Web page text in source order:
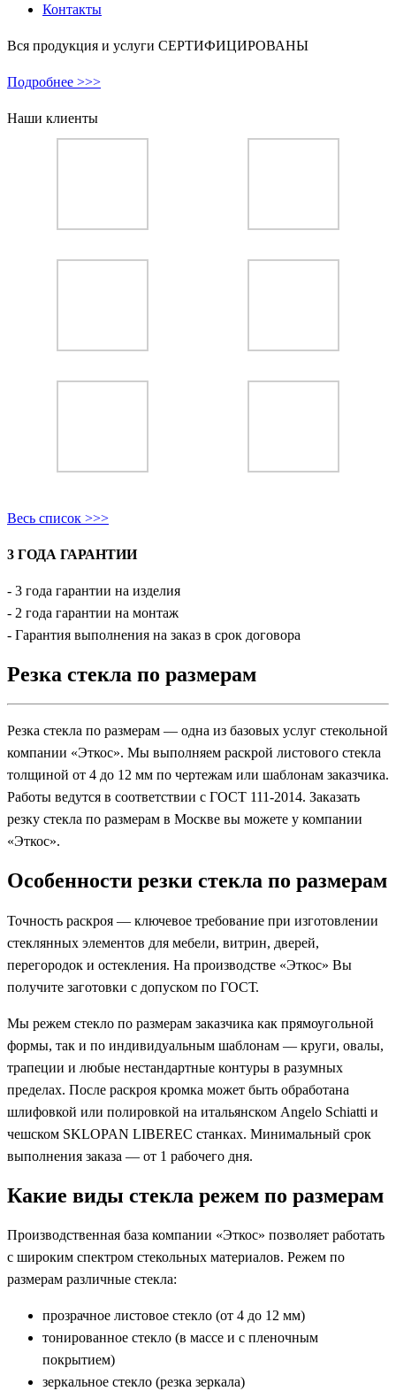
Контакты
Вся продукция и услуги СЕРТИФИЦИРОВАНЫ
Подробнее >>>
Наши клиенты
Весь список >>>
3 ГОДА ГАРАНТИИ
- 3 года гарантии на изделия
- 2 года гарантии на монтаж
- Гарантия выполнения на заказ в срок договора
Резка стекла по размерам
Резка стекла по размерам — одна из базовых услуг стекольной
компании «Эткос». Мы выполняем раскрой листового стекла
толщиной от 4 до 12 мм по чертежам или шаблонам заказчика.
Работы ведутся в соответствии с ГОСТ 111-2014. Заказать
резку стекла по размерам в Москве вы можете у компании
«Эткос».
Особенности резки стекла по размерам
Точность раскроя — ключевое требование при изготовлении
стеклянных элементов для мебели, витрин, дверей,
перегородок и остекления. На производстве «Эткос» Вы
получите заготовки с допуском по ГОСТ.
Мы режем стекло по размерам заказчика как прямоугольной
формы, так и по индивидуальным шаблонам — круги, овалы,
трапеции и любые нестандартные контуры в разумных
пределах. После раскроя кромка может быть обработана
шлифовкой или полировкой на итальянском Angelo Schiatti и
чешском SKLOPAN LIBEREC станках. Минимальный срок
выполнения заказа — от 1 рабочего дня.
Какие виды стекла режем по размерам
Производственная база компании «Эткос» позволяет работать
с широким спектром стекольных материалов. Режем по
размерам различные стекла:
прозрачное листовое стекло (от 4 до 12 мм)
тонированное стекло (в массе и с пленочным
покрытием)
зеркальное стекло (резка зеркала)